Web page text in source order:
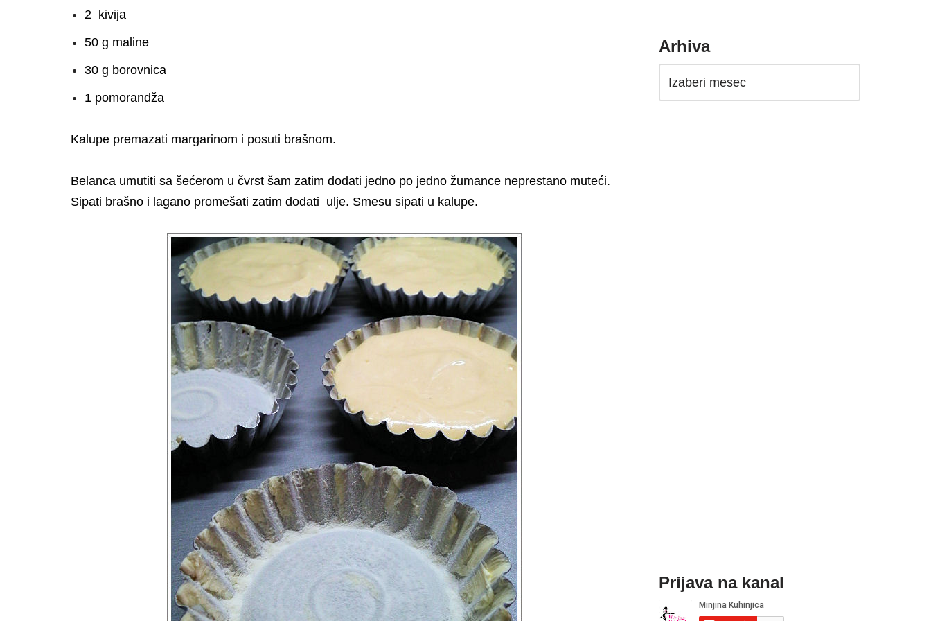
2 kivija
50 g maline
30 g borovnica
1 pomorandža
Kalupe premazati margarinom i posuti brašnom.
Belanca umutiti sa šećerom u čvrst šam zatim dodati jedno po jedno žumance neprestano muteći.
Sipati brašno i lagano promešati zatim dodati ulje. Smesu sipati u kalupe.
Arhiva
Prijava na kanal